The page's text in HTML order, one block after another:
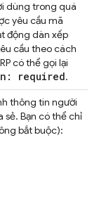
dùng trong quá
yêu cầu mã
động dàn xếp
cầu theo cách
có thể gọi lại
required.
thông tin người
sẻ. Bạn có thể chỉ
bắt buộc):